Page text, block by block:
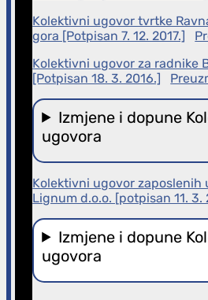
Kolektivni ugovor tvrtke
gora [Potpisan 7. 12. 2017.]
Kolektivni ugovor za radnike
[Potpisan 18. 3. 2016.]
Izmjene i dopune
ugovora
Kolektivni ugovor zaposlenih
Lignum d.o.o. [potpisan 11. 3.
Izmjene i dopune
ugovora